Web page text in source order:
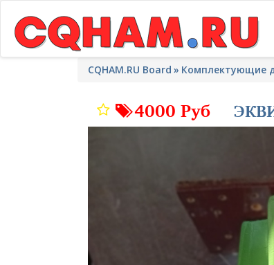
CQHAM.RU Board Комплектующие
4000 Руб